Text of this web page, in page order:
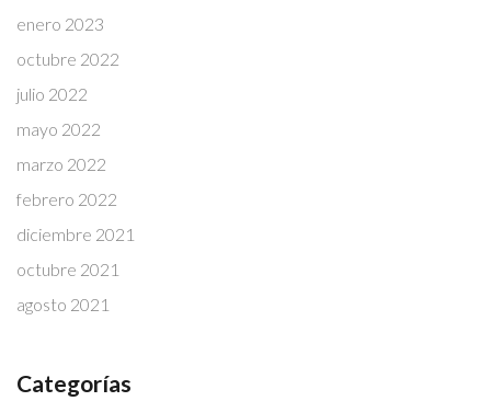
enero 2023
octubre 2022
julio 2022
mayo 2022
marzo 2022
febrero 2022
diciembre 2021
octubre 2021
agosto 2021
Categorías